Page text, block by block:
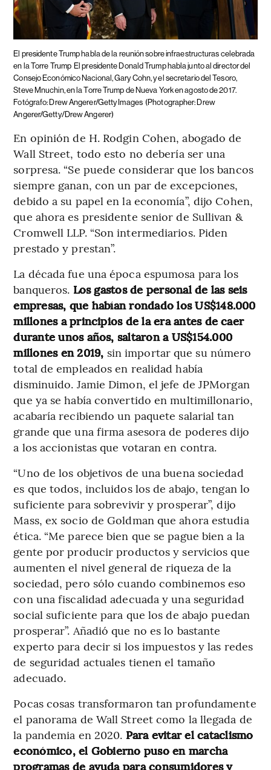
El presidente Trump habla de la reunión sobre infraestructuras celebrada
en la Torre Trump El presidente Donald Trump habla junto al director del
Consejo Económico Nacional, Gary Cohn, y el secretario del Tesoro,
Steve Mnuchin, en la Torre Trump de Nueva York en agosto de 2017.
Fotógrafo: Drew Angerer/Getty Images (Photographer: Drew
Angerer/Getty/Drew Angerer)
En opinión de H. Rodgin Cohen, abogado de
Wall Street, todo esto no debería ser una
sorpresa. “Se puede considerar que los bancos
siempre ganan, con un par de excepciones,
debido a su papel en la economía”, dijo Cohen,
que ahora es presidente senior de Sullivan &
Cromwell LLP. “Son intermediarios. Piden
prestado y prestan”.
La década fue una época espumosa para los
banqueros. Los gastos de personal de las seis
empresas, que habían rondado los US$148.000
millones a principios de la era antes de caer
durante unos años, saltaron a US$154.000
millones en 2019, sin importar que su número
total de empleados en realidad había
disminuido. Jamie Dimon, el jefe de JPMorgan
que ya se había convertido en multimillonario,
acabaría recibiendo un paquete salarial tan
grande que una firma asesora de poderes dijo
a los accionistas que votaran en contra.
“Uno de los objetivos de una buena sociedad
es que todos, incluidos los de abajo, tengan lo
suficiente para sobrevivir y prosperar”, dijo
Mass, ex socio de Goldman que ahora estudia
ética. “Me parece bien que se pague bien a la
gente por producir productos y servicios que
aumenten el nivel general de riqueza de la
sociedad, pero sólo cuando combinemos eso
con una fiscalidad adecuada y una seguridad
social suficiente para que los de abajo puedan
prosperar”. Añadió que no es lo bastante
experto para decir si los impuestos y las redes
de seguridad actuales tienen el tamaño
adecuado.
Pocas cosas transformaron tan profundamente
el panorama de Wall Street como la llegada de
la pandemia en 2020. Para evitar el cataclismo
económico, el Gobierno puso en marcha
programas de ayuda para consumidores y